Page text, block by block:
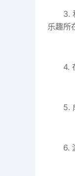
3.
乐趣所
4.
5.
6.